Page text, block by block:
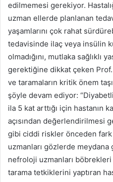
edilmemesi gerekiyor.
uzman ellerde planlanan
yaşamlarını çok rahat
tedavisinde ilaç veya insülin
olmadığını, mutlaka sağlıklı
gerektiğine dikkat çeken Prof.
ve taramaların kritik önem
şöyle devam ediyor:
ila 5 kat arttığı için hastanın
açısından değerlendirilmesi
gibi ciddi riskler önceden fark
uzmanları gözlerde meydana
nefroloji uzmanları
tarama tetkiklerini yaptıran